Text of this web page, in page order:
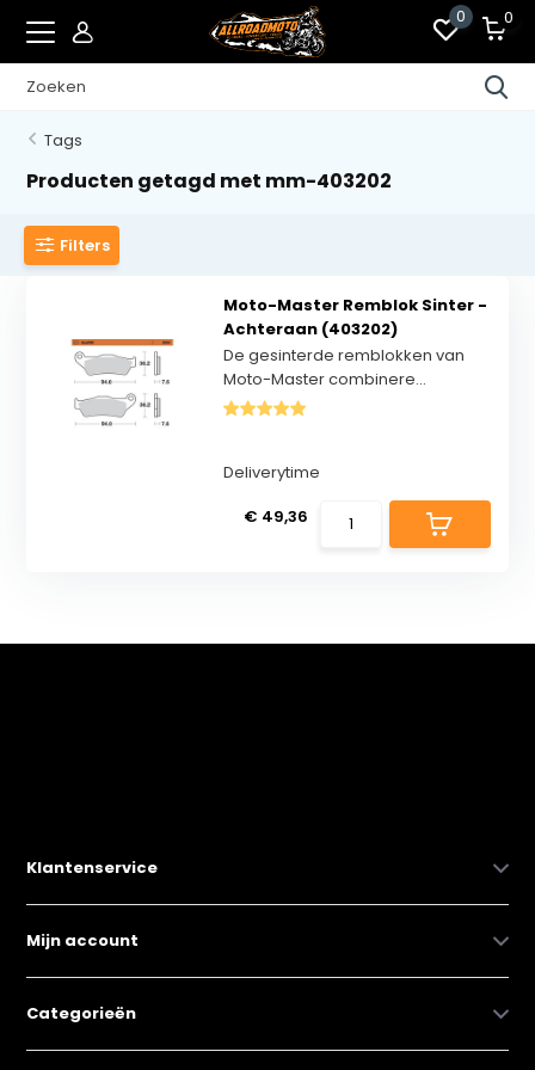
0 0
Tags
Producten getagd met mm-403202
Filters
Moto-Master Remblok Sinter -
Achteraan (403202)
De gesinterde remblokken van
Moto-Master combinere...
Deliverytime
€ 49,36
Klantenservice
Mijn account
Categorieën